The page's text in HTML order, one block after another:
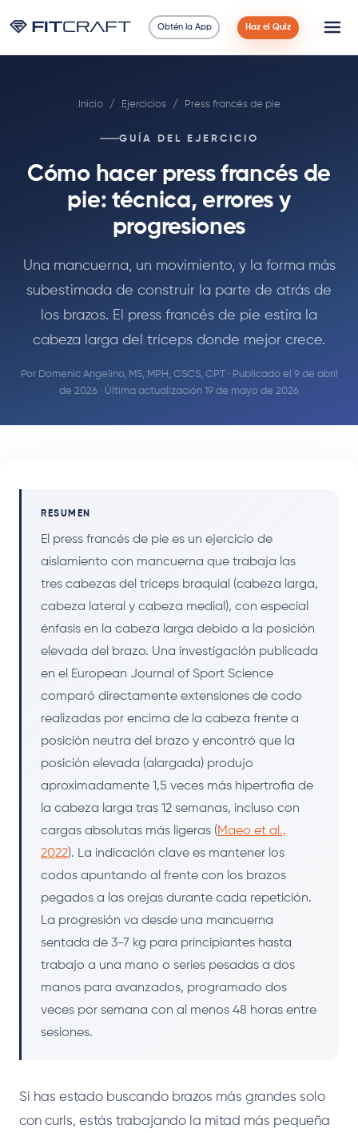
Obtén la App Haz el Quiz
Inicio / Ejercicios / Press francés de pie
GUÍA DEL EJERCICIO
Cómo hacer press francés de
pie: técnica, errores y
progresiones
Una mancuerna, un movimiento, y la forma más
subestimada de construir la parte de atrás de
los brazos. El press francés de pie estira la
cabeza larga del tríceps donde mejor crece.
Por Domenic Angelino, MS, MPH, CSCS, CPT· Publicado el 9 de abril
de 2026 · Última actualización 19 de mayo de 2026
RESUMEN
El press francés de pie es un ejercicio de
aislamiento con mancuerna que trabaja las
tres cabezas del tríceps braquial (cabeza larga,
cabeza lateral y cabeza medial), con especial
énfasis en la cabeza larga debido a la posición
elevada del brazo. Una investigación publicada
en el European Journal of Sport Science
comparó directamente extensiones de codo
realizadas por encima de la cabeza frente a
posición neutra del brazo y encontró que la
posición elevada (alargada) produjo
aproximadamente 1,5 veces más hipertrofia de
la cabeza larga tras 12 semanas, incluso con
cargas absolutas más ligeras (Maeo et al.,
2022). La indicación clave es mantener los
codos apuntando al frente con los brazos
pegados a las orejas durante cada repetición.
La progresión va desde una mancuerna
sentada de 3-7 kg para principiantes hasta
trabajo a una mano o series pesadas a dos
manos para avanzados, programado dos
veces por semana con al menos 48 horas entre
sesiones.
Si has estado buscando brazos más grandes solo
con curls, estás trabajando la mitad más pequeña